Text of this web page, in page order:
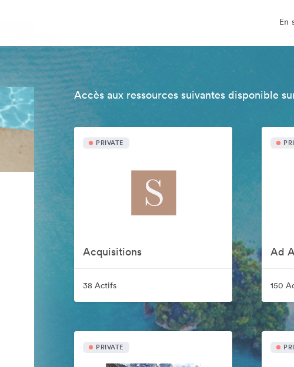
En
Accès aux ressources suivantes disponible
PRIVATE
Acquisitions
38 Actifs
Ad
150
PRIVATE